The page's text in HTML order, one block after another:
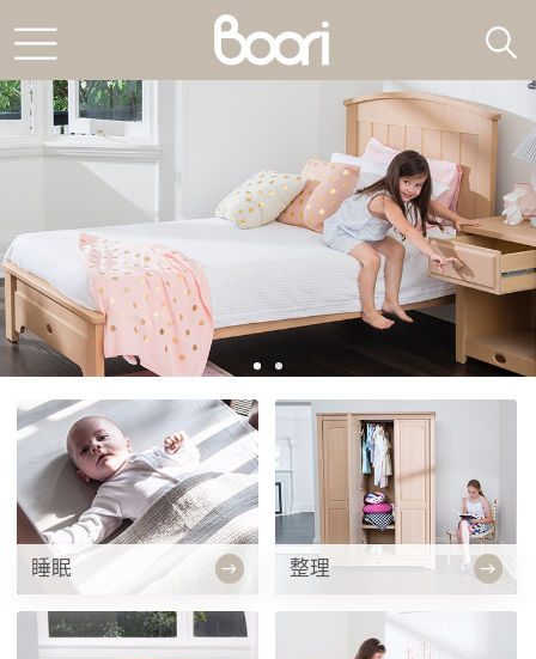
睡眠 整理